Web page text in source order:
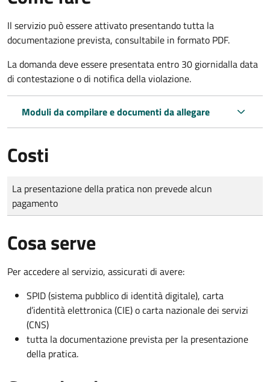
Il servizio può essere attivato presentando tutta la
documentazione prevista, consultabile in formato PDF.
La domanda deve essere presentata entro 30 giornidalla data
di contestazione o di notifica della violazione.
Moduli da compilare e documenti da allegare
Costi
Tipo di pagamento
Importo
La presentazione della pratica non prevede alcun
pagamento
Cosa serve
Per accedere al servizio, assicurati di avere:
SPID (sistema pubblico di identità digitale), carta
d’identità elettronica (CIE) o carta nazionale dei servizi
(CNS)
tutta la documentazione prevista per la presentazione
della pratica.